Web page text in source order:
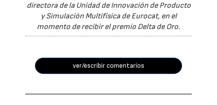
directora de la Unidad de Innovación de Producto
y Simulación Multifísica de Eurocat, en el
momento de recibir el premio Delta de Oro.
ver/escribir comentarios